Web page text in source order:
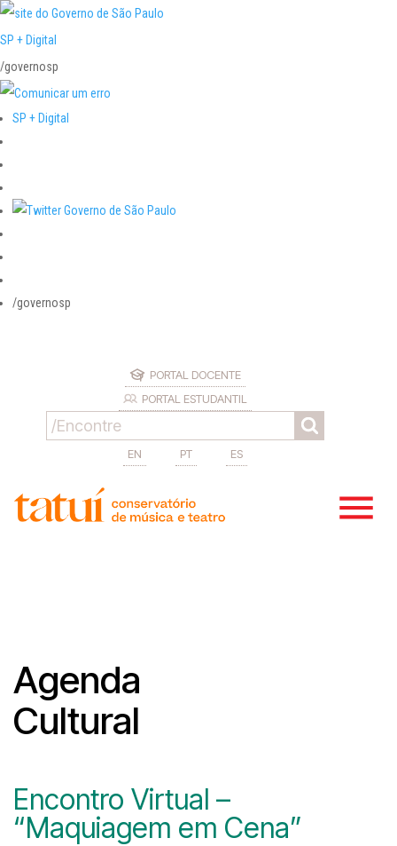
SP + Digital
/governosp
SP + Digital
/governosp
PORTAL DOCENTE
PORTAL ESTUDANTIL
EN PT ES
Agenda
Cultural
Encontro Virtual –
“Maquiagem em Cena”